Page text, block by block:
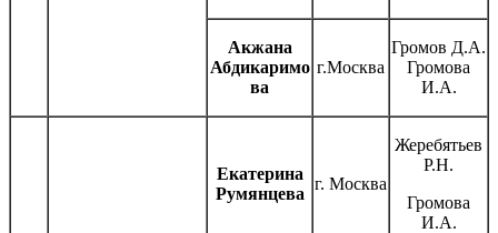
Акжана
Абдикаримо
ва
г.Москва
Громов Д.А.
Громова
И.А.
Екатерина
Румянцева
г. Москва
Жеребятьев
Р.Н.
Громова
И.А.